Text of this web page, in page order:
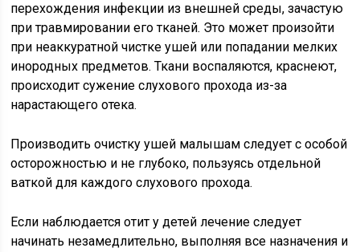
перехождения инфекции из внешней среды, зачастую
при травмировании его тканей. Это может произойти
при неаккуратной чистке ушей или попадании мелких
инородных предметов. Ткани воспаляются, краснеют,
происходит сужение слухового прохода из-за
нарастающего отека.
Производить очистку ушей малышам следует с особой
осторожностью и не глубоко, пользуясь отдельной
ваткой для каждого слухового прохода.
Если наблюдается отит у детей лечение следует
начинать незамедлительно, выполняя все назначения и